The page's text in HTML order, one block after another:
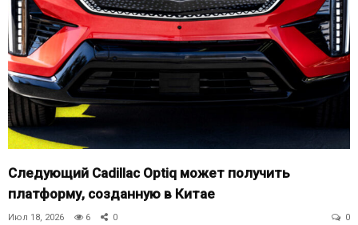
Следующий Cadillac Optiq может получить
платформу, созданную в Китае
Июл 18, 2026 6 0 0